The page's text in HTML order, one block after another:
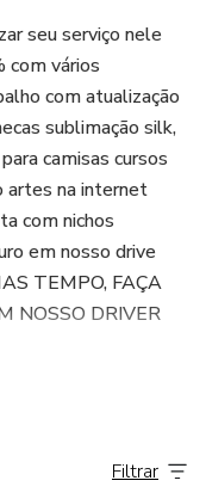
seu serviço nele
com vários
com atualização
sublimação silk,
camisas cursos
artes na internet
com nichos
em nosso drive
TEMPO, FAÇA
NOSSO DRIVER
Filtrar